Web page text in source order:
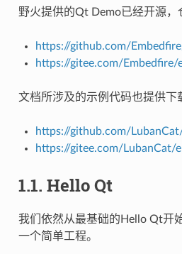
野火提供的Qt Demo已经开源，
https://github.com/
https://gitee.com/Embedfire/
文档所涉及的示例代码也提供下
https://github.com/
https://gitee.com/LubanCat/
1.1. Hello Qt
我们依然从最基础的Hello Qt开
一个简单工程。